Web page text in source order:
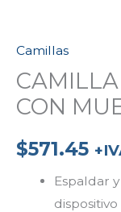
Camillas
CON
$571.45
Espaldar